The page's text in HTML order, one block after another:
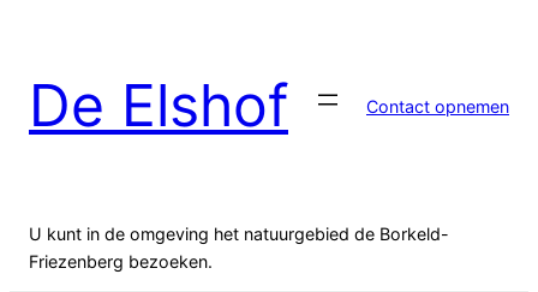
inhoud
De Elshof Contact opnemen
U kunt in de omgeving het natuurgebied de Borkeld-
Friezenberg bezoeken.